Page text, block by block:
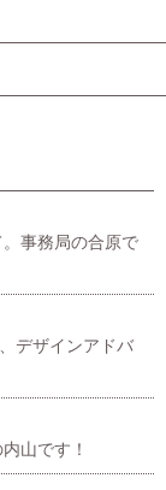
。事務局の合原で
デザインアドバ
山です！